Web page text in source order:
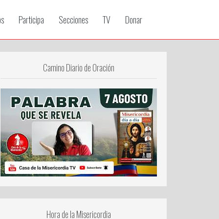
Participa Secciones TV Donar
Camino Diario de Oración
Hora de la Misericordia